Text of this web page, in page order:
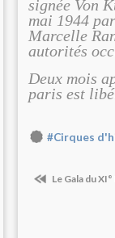
signée Von
mai 1944
Marcelle
autorités
Deux mois
paris est
#Cirques
Le Gala du